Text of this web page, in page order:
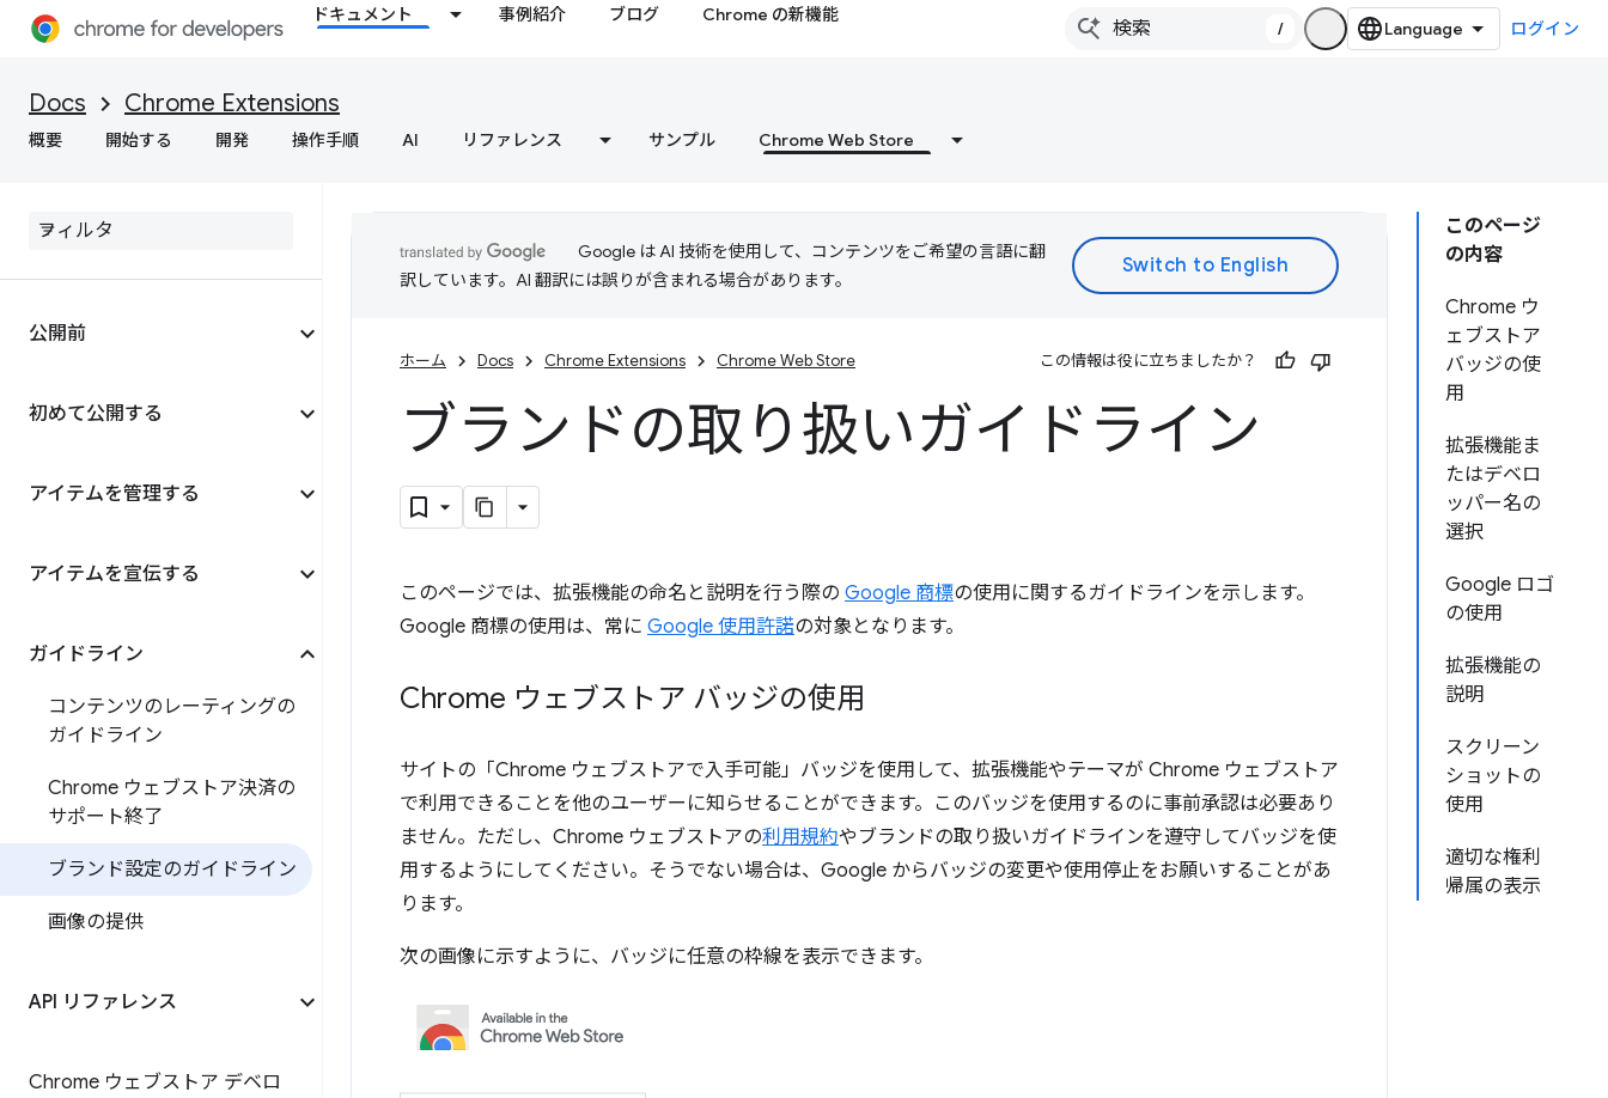
ドキュメント 事例紹介 ブログ Chrome の新機能
/ ログイン
Docs Chrome Extensions
概要 開始する 開発 操作手順 AI リファレンス サンプル Chrome Web Store
公開前
初めて公開する
アイテムを管理する
アイテムを宣伝する
ガイドライン
コンテンツのレーティングの
ガイドライン
Chrome ウェブストア決済の
サポート終了
ブランド設定のガイドライン
画像の提供
API リファレンス
Chrome ウェブストア デベロ
このページ
の内容
Chrome ウ
ェブストア
バッジの使
用
拡張機能ま
たはデベロ
ッパー名の
選択
Google ロゴ
の使用
拡張機能の
説明
スクリーン
ショットの
使用
適切な権利
帰属の表示
Google は AI 技術を使用して、コンテンツをご希望の言語に翻
訳しています。AI 翻訳には誤りが含まれる場合があります。
ホーム Docs Chrome Extensions Chrome Web Store この情報は役に立ちましたか？
ブランドの取り扱いガイドライン
このページでは、拡張機能の命名と説明を行う際の Google 商標の使用に関するガイドラインを示します。
Google 商標の使用は、常に Google 使用許諾の対象となります。
Chrome ウェブストア バッジの使用
サイトの「Chrome ウェブストアで入手可能」バッジを使用して、拡張機能やテーマが Chrome ウェブストア
で利用できることを他のユーザーに知らせることができます。このバッジを使用するのに事前承認は必要あり
ません。ただし、Chrome ウェブストアの利用規約やブランドの取り扱いガイドラインを遵守してバッジを使
用するようにしてください。そうでない場合は、Google からバッジの変更や使用停止をお願いすることがあ
ります。
次の画像に示すように、バッジに任意の枠線を表示できます。